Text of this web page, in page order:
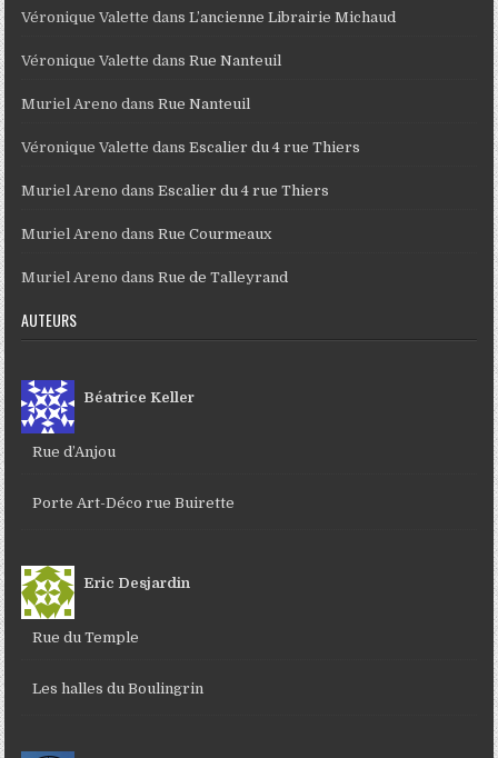
Véronique Valette dansL’ancienne Librairie Michaud
Véronique Valette dansRue Nanteuil
Muriel Areno dansRue Nanteuil
Véronique Valette dansEscalier du 4 rue Thiers
Muriel Areno dansEscalier du 4 rue Thiers
Muriel Areno dansRue Courmeaux
Muriel Areno dansRue de Talleyrand
AUTEURS
Béatrice Keller
Rue d’Anjou
Porte Art-Déco rue Buirette
Eric Desjardin
Rue du Temple
Les halles du Boulingrin